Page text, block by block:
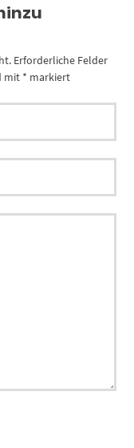
Erforderliche Felder
mit * markiert